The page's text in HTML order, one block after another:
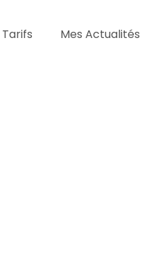
Mes Actualités